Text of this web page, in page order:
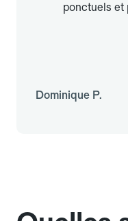
ponctuels et
Dominique P.